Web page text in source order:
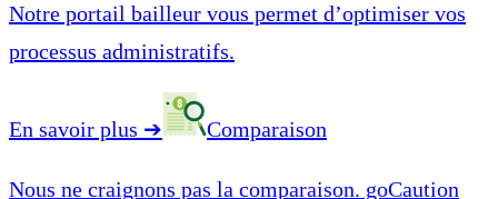
Notre portail bailleur vous permet d’optimiser vos
processus administratifs.
En savoir plus ➔ Comparaison
Nous ne craignons pas la comparaison. goCaution